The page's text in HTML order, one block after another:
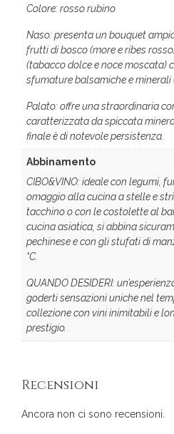
Colore: rosso rubino
Naso: presenta un bouquet
frutti di bosco (more e ribes
(tabacco dolce e noce moscata)
sfumature balsamiche e minerali
Palato: offre una straordinaria
caratterizzata da spiccata
finale è di notevole persistenza.
Abbinamento
CIBO&VINO: ideale con legumi,
omaggio alla cucina a stelle e
tacchino o con le costolette al
cucina asiatica, si abbina
pechinese e con gli stufati di
°C.
QUANDO DESIDERI:
goderti sensazioni uniche nel
collezione con vini inimitabili e
prestigio.
Recensioni
Ancora non ci sono recensioni.